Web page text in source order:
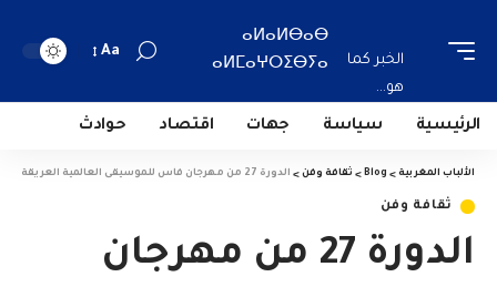
الخبر كما
هو...
ⴰⵍⴰⵍⴱⴰⴱ
ⴰⵍⵎⴰⵖⵔⵉⴱⵢⴰ
Aa
الرئيسية سياسة جهات اقتصاد حوادث
الألباب المغربية >
Blog
> ثقافة وفن > الدورة 27 من مهرجان فاس للموسيقى العالمية العريقة ما بين 24 ماي وفاتح يونيو 2024
ثقافة وفن
الدورة 27 من مهرجان